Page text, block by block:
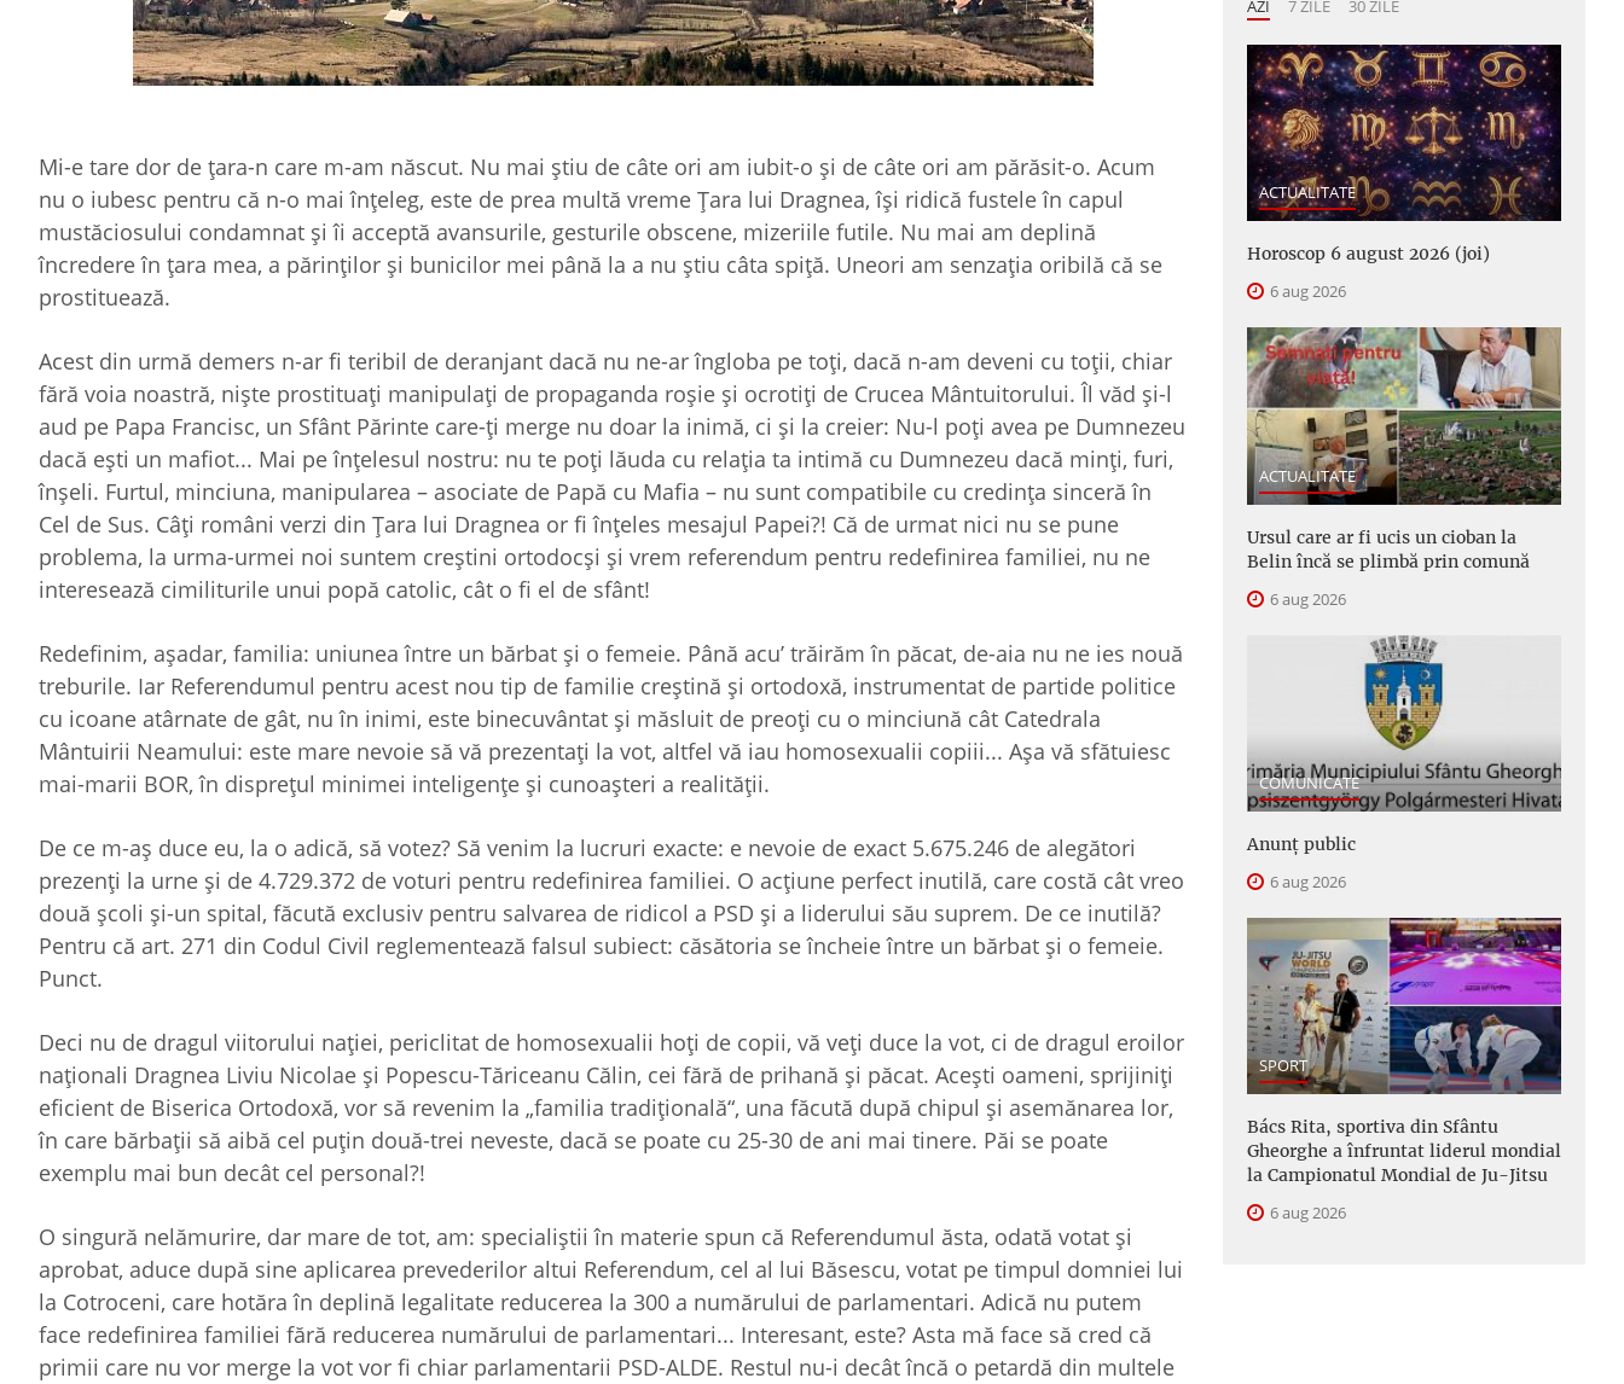
Mi-e tare dor de ţara-n care m-am născut. Nu mai ştiu de câte ori am iubit-o şi de câte ori am părăsit-o. Acum
nu o iubesc pentru că n-o mai înţeleg, este de prea multă vreme Ţara lui Dragnea, îşi ridică fustele în capul
mustăciosului condamnat şi îi acceptă avansurile, gesturile obscene, mizeriile futile. Nu mai am deplină
încredere în ţara mea, a părinţilor şi bunicilor mei până la a nu ştiu câta spiţă. Uneori am senzaţia oribilă că se
prostituează.
Acest din urmă demers n-ar fi teribil de deranjant dacă nu ne-ar îngloba pe toţi, dacă n-am deveni cu toţii, chiar
fără voia noastră, nişte prostituaţi manipulaţi de propaganda roşie şi ocrotiţi de Crucea Mântuitorului. Îl văd şi-l
aud pe Papa Francisc, un Sfânt Părinte care-ţi merge nu doar la inimă, ci şi la creier: Nu-l poţi avea pe Dumnezeu
dacă eşti un mafiot... Mai pe înţelesul nostru: nu te poţi lăuda cu relaţia ta intimă cu Dumnezeu dacă minţi, furi,
înşeli. Furtul, minciuna, manipularea – asociate de Papă cu Mafia – nu sunt compatibile cu credinţa sinceră în
Cel de Sus. Câţi români verzi din Ţara lui Dragnea or fi înţeles mesajul Papei?! Că de urmat nici nu se pune
problema, la urma-urmei noi suntem creştini ortodocşi şi vrem referendum pentru redefinirea familiei, nu ne
interesează cimiliturile unui popă catolic, cât o fi el de sfânt!
Redefinim, aşadar, familia: uniunea între un bărbat şi o femeie. Până acu’ trăirăm în păcat, de-aia nu ne ies nouă
treburile. Iar Referendumul pentru acest nou tip de familie creştină şi ortodoxă, instrumentat de partide politice
cu icoane atârnate de gât, nu în inimi, este binecuvântat şi măsluit de preoţi cu o minciună cât Catedrala
Mântuirii Neamului: este mare nevoie să vă prezentaţi la vot, altfel vă iau homosexualii copiii... Aşa vă sfătuiesc
mai-marii BOR, în dispreţul minimei inteligenţe şi cunoaşteri a realităţii.
De ce m-aş duce eu, la o adică, să votez? Să venim la lucruri exacte: e nevoie de exact 5.675.246 de alegători
prezenţi la urne şi de 4.729.372 de voturi pentru redefinirea familiei. O acţiune perfect inutilă, care costă cât vreo
două şcoli şi-un spital, făcută exclusiv pentru salvarea de ridicol a PSD şi a liderului său suprem. De ce inutilă?
Pentru că art. 271 din Codul Civil reglementează falsul subiect: căsătoria se încheie între un bărbat şi o femeie.
Punct.
Deci nu de dragul viitorului naţiei, periclitat de homosexualii hoţi de copii, vă veţi duce la vot, ci de dragul eroilor
naţionali Dragnea Liviu Nicolae şi Popescu-Tăriceanu Călin, cei fără de prihană şi păcat. Aceşti oameni, sprijiniţi
eficient de Biserica Ortodoxă, vor să revenim la „familia tradiţională“, una făcută după chipul şi asemănarea lor,
în care bărbaţii să aibă cel puţin două-trei neveste, dacă se poate cu 25-30 de ani mai tinere. Păi se poate
exemplu mai bun decât cel personal?!
O singură nelămurire, dar mare de tot, am: specialiştii în materie spun că Referendumul ăsta, odată votat şi
aprobat, aduce după sine aplicarea prevederilor altui Referendum, cel al lui Băsescu, votat pe timpul domniei lui
la Cotroceni, care hotăra în deplină legalitate reducerea la 300 a numărului de parlamentari. Adică nu putem
face redefinirea familiei fără reducerea numărului de parlamentari... Interesant, este? Asta mă face să cred că
primii care nu vor merge la vot vor fi chiar parlamentarii PSD-ALDE. Restul nu-i decât încă o petardă din multele
AZI 7 ZILE 30 ZILE
ACTUALITATE
Horoscop 6 august 2026 (joi)
6 aug 2026
ACTUALITATE
Ursul care ar fi ucis un cioban la
Belin încă se plimbă prin comună
6 aug 2026
COMUNICATE
Anunţ public
6 aug 2026
SPORT
Bács Rita, sportiva din Sfântu
Gheorghe a înfruntat liderul mondial
la Campionatul Mondial de Ju-Jitsu
6 aug 2026